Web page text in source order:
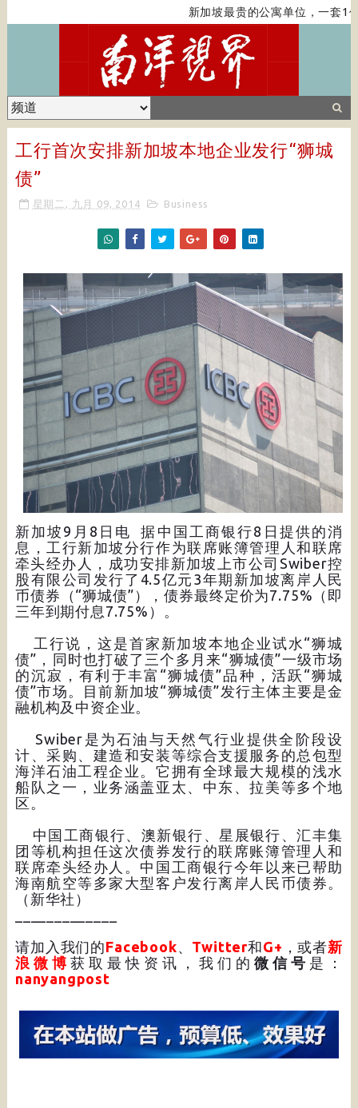
新加坡最贵的公寓单位，一套1
工行首次安排新加坡本地企业发行“狮城
债”
星期二, 九月 09, 2014 Business
新加坡9月8日电 据中国工商银行8日提供的消
息，工行新加坡分行作为联席账簿管理人和联席
牵头经办人，成功安排新加坡上市公司Swiber控
股有限公司发行了4.5亿元3年期新加坡离岸人民
币债券（“狮城债”），债券最终定价为7.75%（即
三年到期付息7.75%）。
工行说，这是首家新加坡本地企业试水“狮城
债”，同时也打破了三个多月来“狮城债”一级市场
的沉寂，有利于丰富“狮城债”品种，活跃“狮城
债”市场。目前新加坡“狮城债”发行主体主要是金
融机构及中资企业。
Swiber是为石油与天然气行业提供全阶段设
计、采购、建造和安装等综合支援服务的总包型
海洋石油工程企业。它拥有全球最大规模的浅水
船队之一，业务涵盖亚太、中东、拉美等多个地
区。
中国工商银行、澳新银行、星展银行、汇丰集
团等机构担任这次债券发行的联席账簿管理人和
联席牵头经办人。中国工商银行今年以来已帮助
海南航空等多家大型客户发行离岸人民币债券。
（新华社）
请加入我们的Facebook、 Twitter和G+ ，或者新
浪微博 获取最快资讯，我们的微信号 是：
nanyangpost